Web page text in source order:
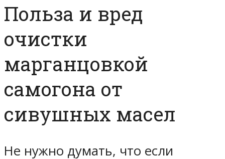
Польза и вред
очистки
марганцовкой
самогона от
сивушных масел
Не нужно думать, что если